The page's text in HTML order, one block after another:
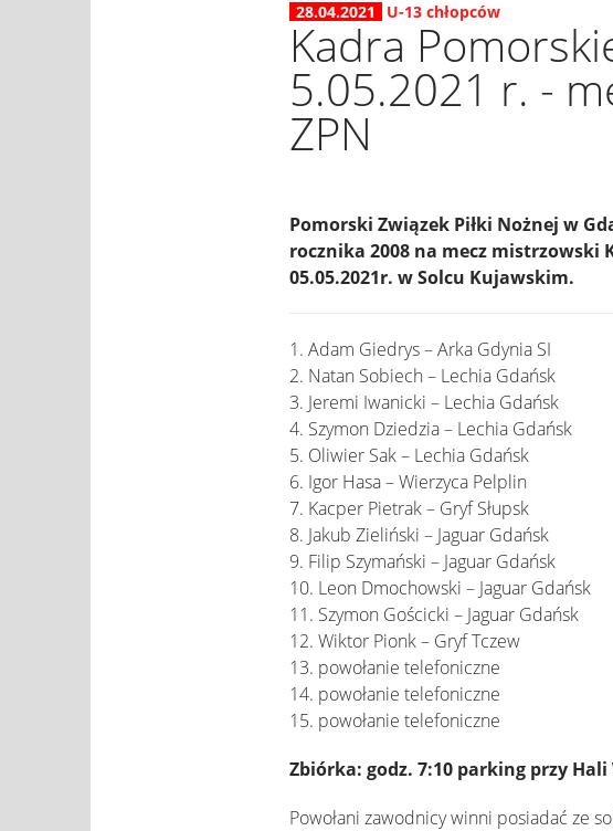
28.04.2021 U-13 chłopców
Kadra
5.05.2021 r. -
ZPN
Pomorski Związek Piłki Nożnej w
rocznika 2008 na mecz mistrzowski
05.05.2021r. w Solcu Kujawskim.
1. Adam Giedrys – Arka Gdynia SI
2. Natan Sobiech – Lechia Gdańsk
3. Jeremi Iwanicki – Lechia Gdańsk
4. Szymon Dziedzia – Lechia Gdańsk
5. Oliwier Sak – Lechia Gdańsk
6. Igor Hasa – Wierzyca Pelplin
7. Kacper Pietrak – Gryf Słupsk
8. Jakub Zieliński – Jaguar Gdańsk
9. Filip Szymański – Jaguar Gdańsk
10. Leon Dmochowski – Jaguar Gdańsk
11. Szymon Gościcki – Jaguar Gdańsk
12. Wiktor Pionk – Gryf Tczew
13. powołanie telefoniczne
14. powołanie telefoniczne
15. powołanie telefoniczne
Zbiórka: godz. 7:10 parking przy
Powołani zawodnicy winni posiadać ze